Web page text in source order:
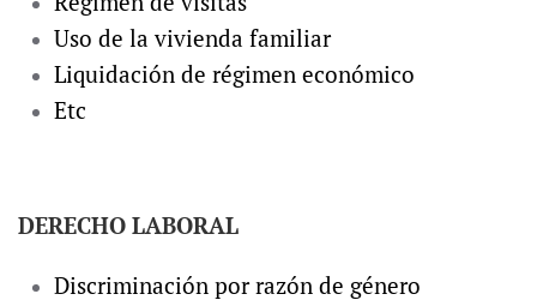
Uso de la vivienda familiar
Liquidación de régimen económico
Etc
DERECHO LABORAL
Discriminación por razón de género